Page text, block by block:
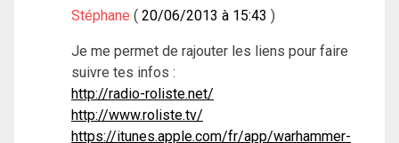
Stéphane 20/06/2013 à 15:43
Je me permet de rajouter les liens pour faire
suivre tes infos :
http://radio-roliste.net/
http://www.roliste.tv/
https://itunes.apple.com/fr/app/warhammer-